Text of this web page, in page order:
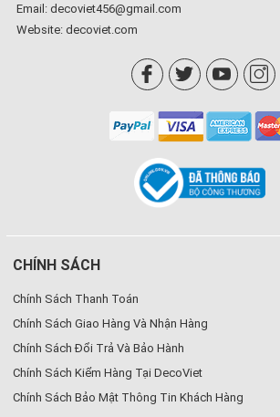
Email: decoviet456@gmail.com
Website: decoviet.com
CHÍNH SÁCH
Chính Sách Thanh Toán
Chính Sách Giao Hàng Và Nhận Hàng
Chính Sách Đổi Trả Và Bảo Hành
Chính Sách Kiểm Hàng Tại DecoViet
Chính Sách Bảo Mật Thông Tin Khách Hàng